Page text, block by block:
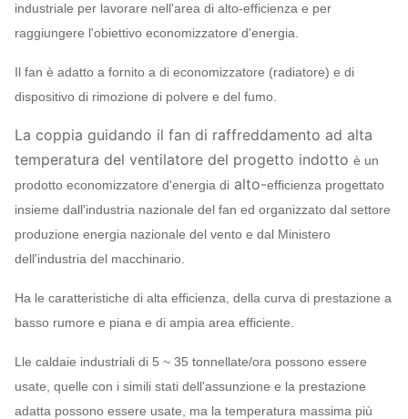
industriale per lavorare nell'area di alto-efficienza e per
raggiungere l'obiettivo economizzatore d'energia.
Il fan è adatto a fornito a di economizzatore (radiatore) e di
dispositivo di rimozione di polvere e del fumo.
La coppia guidando il fan di raffreddamento ad alta
temperatura del ventilatore del progetto indotto è un
prodotto economizzatore d'energia di alto-efficienza progettato
insieme dall'industria nazionale del fan ed organizzato dal settore
produzione energia nazionale del vento e dal Ministero
dell'industria del macchinario.
Ha le caratteristiche di alta efficienza, della curva di prestazione a
basso rumore e piana e di ampia area efficiente.
Lle caldaie industriali di 5 ~ 35 tonnellate/ora possono essere
usate, quelle con i simili stati dell'assunzione e la prestazione
adatta possono essere usate, ma la temperatura massima più